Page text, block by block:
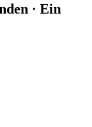
· Ein